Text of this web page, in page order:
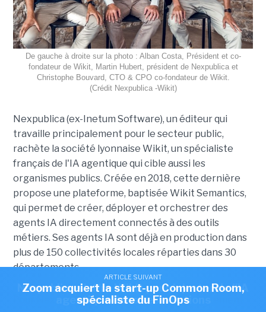
ARTICLE SUIVANT
Nexpublica s'offre Wikit pour injecter de l'IA
agentique dans ses solutions
De gauche à droite sur la photo : Alban Costa, Président et co-
fondateur de Wikit, Martin Hubert, président de Nexpublica et
Christophe Bouvard, CTO & CPO co-fondateur de Wikit.
(Crédit Nexpublica -Wikit)
Nexpublica (ex-Inetum Software), un éditeur qui
travaille principalement pour le secteur public,
rachète la société lyonnaise Wikit, un spécialiste
français de l'IA agentique qui cible aussi les
organismes publics. Créée en 2018, cette dernière
propose une plateforme, baptisée Wikit Semantics,
qui permet de créer, déployer et orchestrer des
agents IA directement connectés à des outils
métiers. Ses agents IA sont déjà en production dans
plus de 150 collectivités locales réparties dans 30
départements.
Pour Nexpublica, ce rachat complète parfaitement
ARTICLE SUIVANT
Zoom acquiert la start-up Common Room,
spécialiste du FinOps